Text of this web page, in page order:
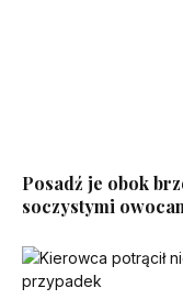
Posadź je obok
soczystymi